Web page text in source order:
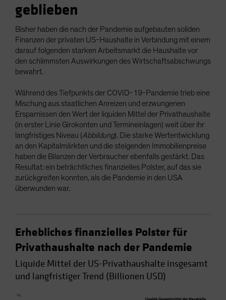
geblieben
Bisher haben die nach der Pandemie aufgebauten soliden
Finanzen der privaten US-Haushalte in Verbindung mit einem
darauf folgenden starken Arbeitsmarkt die Haushalte vor
den schlimmsten Auswirkungen des Wirtschaftsabschwungs
bewahrt.
Während des Tiefpunkts der COVID-19-Pandemie trieb eine
Mischung aus staatlichen Anreizen und erzwungenen
Ersparnissen den Wert der liquiden Mittel der Privathaushalte
(in erster Linie Girokonten und Termineinlagen) weit über ihr
langfristiges Niveau (Abbildung). Die starke Wertentwicklung
an den Kapitalmärkten und die steigenden Immobilienpreise
haben die Bilanzen der Verbraucher ebenfalls gestärkt. Das
Resultat: ein beträchtliches finanzielles Polster, auf das sie
zurückgreifen konnten, als die Pandemie in den USA
überwunden war.
Erhebliches finanzielles Polster für
Privathaushalte nach der Pandemie
Liquide Mittel der US-Privathaushalte insgesamt
und langfristiger Trend (Billionen USD)